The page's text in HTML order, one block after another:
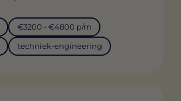
€3200 - €4800 p/m
techniek-engineering